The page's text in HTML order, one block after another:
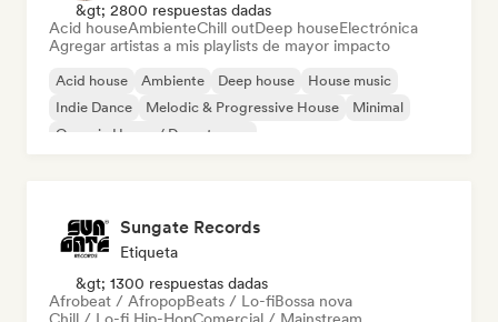
&gt; 2800 respuestas dadas
Acid houseAmbienteChill outDeep houseElectrónica
Agregar artistas a mis playlists de mayor impacto
Acid house Ambiente Deep house
House music
Indie Dance
Melodic & Progressive House
Minimal
Organic House / Downtempo
Sungate Records
Etiqueta
&gt; 1300 respuestas dadas
Afrobeat / AfropopBeats / Lo-fiBossa nova